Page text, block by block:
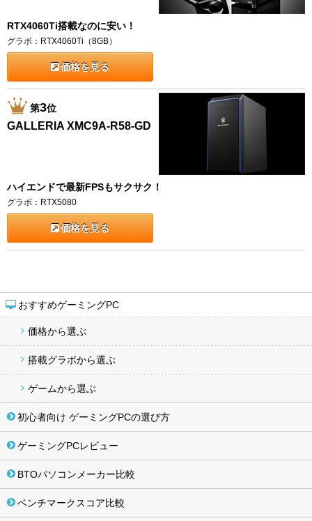
おすすめゲーミングPC
価格から選ぶ
搭載グラボから選ぶ
ゲームから選ぶ
初心者向け ゲーミングPCの選び方
ゲーミングPCレビュー
BTOパソコンメーカー比較
ベンチマークスコア比較
RTX4060Ti搭載なのに安い！
グラボ：RTX4060Ti（8GB）
価格を見る
第3位
GALLERIA XMC9A-R58-GD
ハイエンドで最新FPSもサクサク！
グラボ：RTX5080
価格を見る